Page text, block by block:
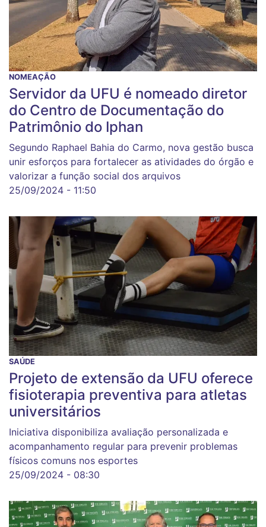
NOMEAÇÃO
Servidor da UFU é nomeado diretor
do Centro de Documentação do
Patrimônio do Iphan
Segundo Raphael Bahia do Carmo, nova gestão busca
unir esforços para fortalecer as atividades do órgão e
valorizar a função social dos arquivos
25/09/2024 - 11:50
SAÚDE
Projeto de extensão da UFU oferece
fisioterapia preventiva para atletas
universitários
Iniciativa disponibiliza avaliação personalizada e
acompanhamento regular para prevenir problemas
físicos comuns nos esportes
25/09/2024 - 08:30